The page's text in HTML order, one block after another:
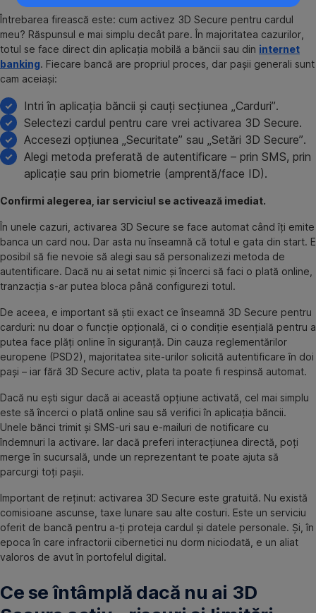
Întrebarea firească este: cum activez 3D Secure pentru cardul
meu? Răspunsul e mai simplu decât pare. În majoritatea cazurilor,
totul se face direct din aplicația mobilă a băncii sau din internet
banking. Fiecare bancă are propriul proces, dar pașii generali sunt
cam aceiași:
Intri în aplicația băncii și cauți secțiunea „Carduri”.
Selectezi cardul pentru care vrei activarea 3D Secure.
Accesezi opțiunea „Securitate” sau „Setări 3D Secure”.
Alegi metoda preferată de autentificare – prin SMS, prin
aplicație sau prin biometrie (amprentă/face ID).
Confirmi alegerea, iar serviciul se activează imediat.
În unele cazuri, activarea 3D Secure se face automat când îți emite
banca un card nou. Dar asta nu înseamnă că totul e gata din start. E
posibil să fie nevoie să alegi sau să personalizezi metoda de
autentificare. Dacă nu ai setat nimic și încerci să faci o plată online,
tranzacția s-ar putea bloca până configurezi totul.
De aceea, e important să știi exact ce înseamnă 3D Secure pentru
carduri: nu doar o funcție opțională, ci o condiție esențială pentru a
putea face plăți online în siguranță. Din cauza reglementărilor
europene (PSD2), majoritatea site-urilor solicită autentificare în doi
pași – iar fără 3D Secure activ, plata ta poate fi respinsă automat.
Dacă nu ești sigur dacă ai această opțiune activată, cel mai simplu
este să încerci o plată online sau să verifici în aplicația băncii.
Unele bănci trimit și SMS-uri sau e-mailuri de notificare cu
îndemnuri la activare. Iar dacă preferi interacțiunea directă, poți
merge în sucursală, unde un reprezentant te poate ajuta să
parcurgi toți pașii.
Important de reținut: activarea 3D Secure este gratuită. Nu există
comisioane ascunse, taxe lunare sau alte costuri. Este un serviciu
oferit de bancă pentru a-ți proteja cardul și datele personale. Și, în
epoca în care infractorii cibernetici nu dorm niciodată, e un aliat
valoros de avut în portofelul digital.
Ce se întâmplă dacă nu ai 3D